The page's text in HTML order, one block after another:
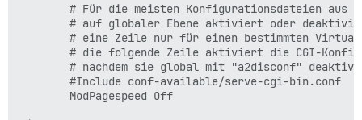
# Für die meisten Konfigurationsdateien aus
# auf globaler Ebene aktiviert oder
# eine Zeile nur für einen bestimmten
# die folgende Zeile aktiviert die CGI-
# nachdem sie global mit "a2disconf"
        #Include conf-available/serve-cgi-bin.conf
        ModPagespeed Off